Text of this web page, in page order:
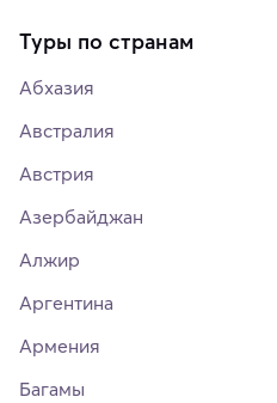
Туры по странам
Абхазия
Австралия
Австрия
Азербайджан
Алжир
Аргентина
Армения
Багамы